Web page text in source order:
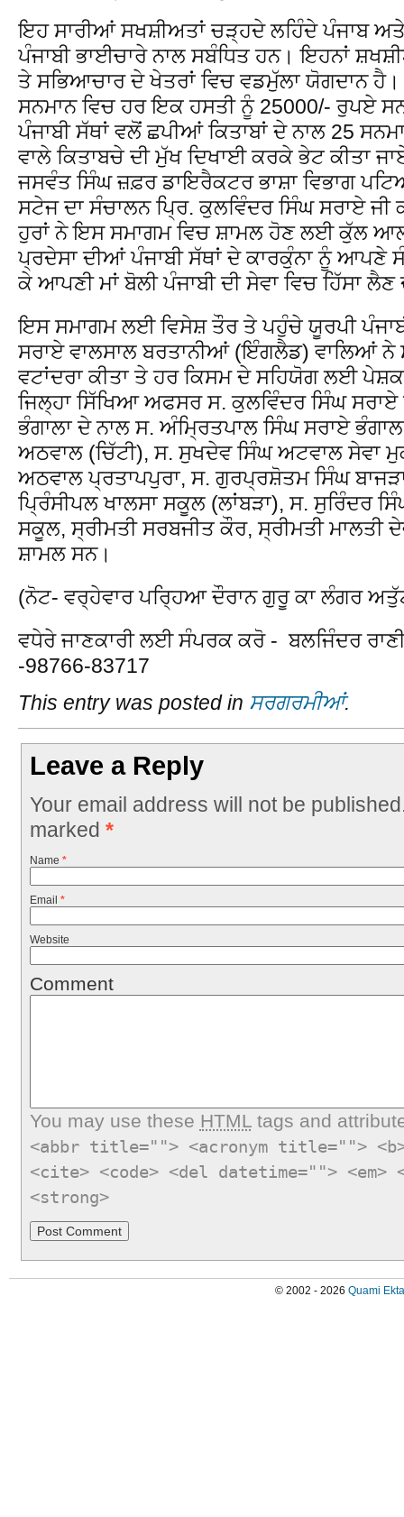
ਇਹ ਸਾਰੀਆਂ ਸਖਸ਼ੀਅਤਾਂ ਚੜ੍ਹਦੇ ਲਹਿੰਦੇ ਪੰਜਾਬ
ਪੰਜਾਬੀ ਭਾਈਚਾਰੇ ਨਾਲ ਸਬੰਧਿਤ ਹਨ। ਇਹਨਾਂ
ਤੇ ਸਭਿਆਚਾਰ ਦੇ ਖੇਤਰਾਂ ਵਿਚ ਵਡਮੁੱਲਾ ਯੋਗਦਾਨ ਹੈ।
ਸਨਮਾਨ ਵਿਚ ਹਰ ਇਕ ਹਸਤੀ ਨੂੰ 25000/- ਰੁਪਏ
ਪੰਜਾਬੀ ਸੱਥਾਂ ਵਲੋਂ ਛਪੀਆਂ ਕਿਤਾਬਾਂ ਦੇ ਨਾਲ 25
ਵਾਲੇ ਕਿਤਾਬਚੇ ਦੀ ਮੁੱਖ ਦਿਖਾਈ ਕਰਕੇ ਭੇਟ ਕੀਤਾ
ਜਸਵੰਤ ਸਿੰਘ ਜ਼ਫ਼ਰ ਡਾਇਰੈਕਟਰ ਭਾਸ਼ਾ ਵਿਭਾਗ
ਸਟੇਜ ਦਾ ਸੰਚਾਲਨ ਪ੍ਰਿ. ਕੁਲਵਿੰਦਰ ਸਿੰਘ ਸਰਾਏ ਜੀ
ਹੁਰਾਂ ਨੇ ਇਸ ਸਮਾਗਮ ਵਿਚ ਸ਼ਾਮਲ ਹੋਣ ਲਈ ਕੁੱਲ
ਪ੍ਰਦੇਸਾ ਦੀਆਂ ਪੰਜਾਬੀ ਸੱਥਾਂ ਦੇ ਕਾਰਕੁੰਨਾ ਨੂੰ ਆਪਣੇ
ਕੇ ਆਪਣੀ ਮਾਂ ਬੋਲੀ ਪੰਜਾਬੀ ਦੀ ਸੇਵਾ ਵਿਚ ਹਿੱਸਾ ਲੈਣ
ਇਸ ਸਮਾਗਮ ਲਈ ਵਿਸੇਸ਼ ਤੌਰ ਤੇ ਪਹੁੰਚੇ ਯੂਰਪੀ
ਸਰਾਏ ਵਾਲਸਾਲ ਬਰਤਾਨੀਆਂ (ਇੰਗਲੈਡ) ਵਾਲਿਆਂ ਨੇ
ਵਟਾਂਦਰਾ ਕੀਤਾ ਤੇ ਹਰ ਕਿਸਮ ਦੇ ਸਹਿਯੋਗ ਲਈ
ਜਿਲ੍ਹਾ ਸਿੱਖਿਆ ਅਫਸਰ ਸ. ਕੁਲਵਿੰਦਰ ਸਿੰਘ ਸਰਾਏ
ਭੰਗਾਲਾ ਦੇ ਨਾਲ ਸ. ਅੰਮ੍ਰਿਤਪਾਲ ਸਿੰਘ ਸਰਾਏ
ਅਠਵਾਲ (ਚਿੱਟੀ), ਸ. ਸੁਖਦੇਵ ਸਿੰਘ ਅਟਵਾਲ ਸੇਵਾ
ਅਠਵਾਲ ਪ੍ਰਤਾਪਪੁਰਾ, ਸ. ਗੁਰਪ੍ਰਸ਼ੋਤਮ ਸਿੰਘ
ਪ੍ਰਿੰਸੀਪਲ ਖਾਲਸਾ ਸਕੂਲ (ਲਾਂਬੜਾ), ਸ. ਸੁਰਿੰਦਰ
ਸਕੂਲ, ਸ੍ਰੀਮਤੀ ਸਰਬਜੀਤ ਕੌਰ, ਸ੍ਰੀਮਤੀ ਮਾਲਤੀ
ਸ਼ਾਮਲ ਸਨ।
(ਨੋਟ- ਵਰ੍ਹੇਵਾਰ ਪਰਿ੍ਹਆ ਦੌਰਾਨ ਗੁਰੂ ਕਾ ਲੰਗਰ
ਵਧੇਰੇ ਜਾਣਕਾਰੀ ਲਈ ਸੰਪਰਕ ਕਰੋ - ਬਲਜਿੰਦਰ
-98766-83717
This entry was posted in ਸਰਗਰਮੀਆਂ.
Leave a Reply
Your email address will not be
marked *
Name *
Email *
Website
Comment
You may use these HTMLtags and
<abbr title=""> <acronym title="">
<cite> <code> <del datetime="">
<strong>
© 2002 - 2026 Quami